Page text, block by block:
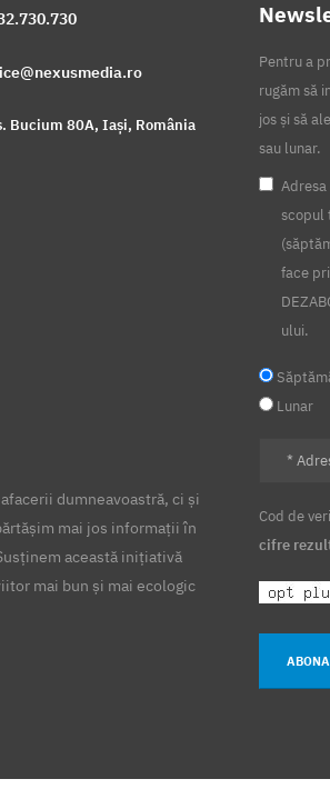
Bucium 80A, Iași, România
Pentru a
rugăm să
jos și să
sau lunar.
scopul
face
ului.
Lunar
Cod de
cifre
dumneavoastră, ci și
mai jos informații în
această inițiativă
mai bun și mai ecologic